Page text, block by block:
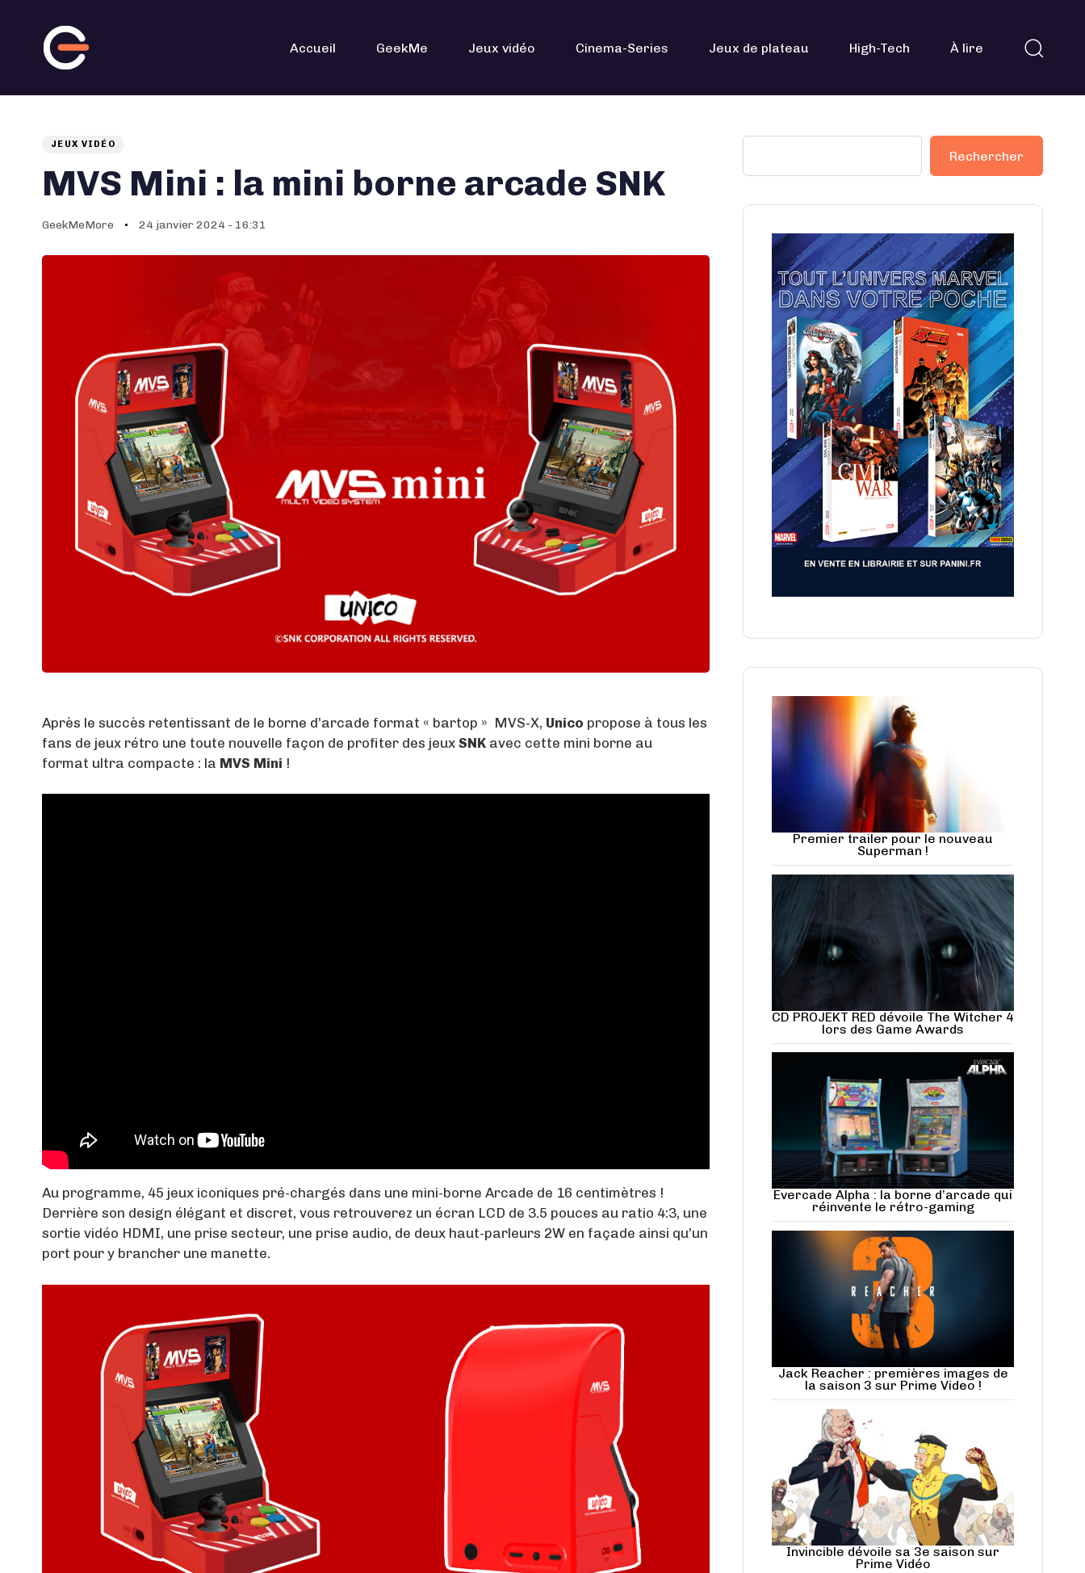
navigation
Accueil GeekMe Jeux vidéo Cinema-Series Jeux de plateau High-Tech À lire
PUBLISHED
JEUX VIDÉO
MVS Mini : la mini borne arcade SNK
Auteur
GeekMeMore
Published
24 janvier 2024 - 16:31
Après le succès retentissant de le borne d’arcade format « bartop » MVS-X, Unico propose à tous les
fans de jeux rétro une toute nouvelle façon de profiter des jeux SNK avec cette mini borne au
format ultra compacte : la MVS Mini !
Au programme, 45 jeux iconiques pré-chargés dans une mini-borne Arcade de 16 centimètres !
Derrière son design élégant et discret, vous retrouverez un écran LCD de 3.5 pouces au ratio 4:3, une
sortie vidéo HDMI, une prise secteur, une prise audio, de deux haut-parleurs 2W en façade ainsi qu’un
port pour y brancher une manette.
Rechercher
Rechercher
Premier trailer pour le nouveau
Superman !
CD PROJEKT RED dévoile The Witcher 4
lors des Game Awards
Evercade Alpha : la borne d’arcade qui
réinvente le rétro-gaming
Jack Reacher : premières images de
la saison 3 sur Prime Video !
Invincible dévoile sa 3e saison sur
Prime Vidéo